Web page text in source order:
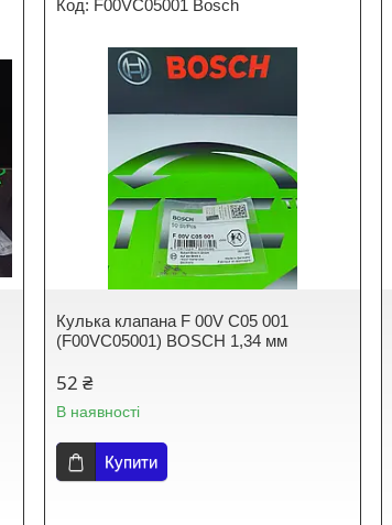
F00VC05001 Bosch
Кулька клапана F 00V C05 001
(F00VC05001) BOSCH 1,34 мм
52 ₴
В наявності
Купити